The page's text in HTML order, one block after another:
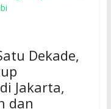
Dekade,
Jakarta,
dan